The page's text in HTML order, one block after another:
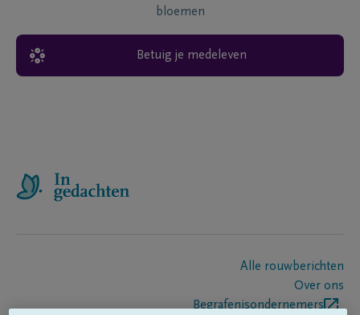
bloemen
Betuig je medeleven
Alle rouwberichten
Over ons
Begrafenisondernemers